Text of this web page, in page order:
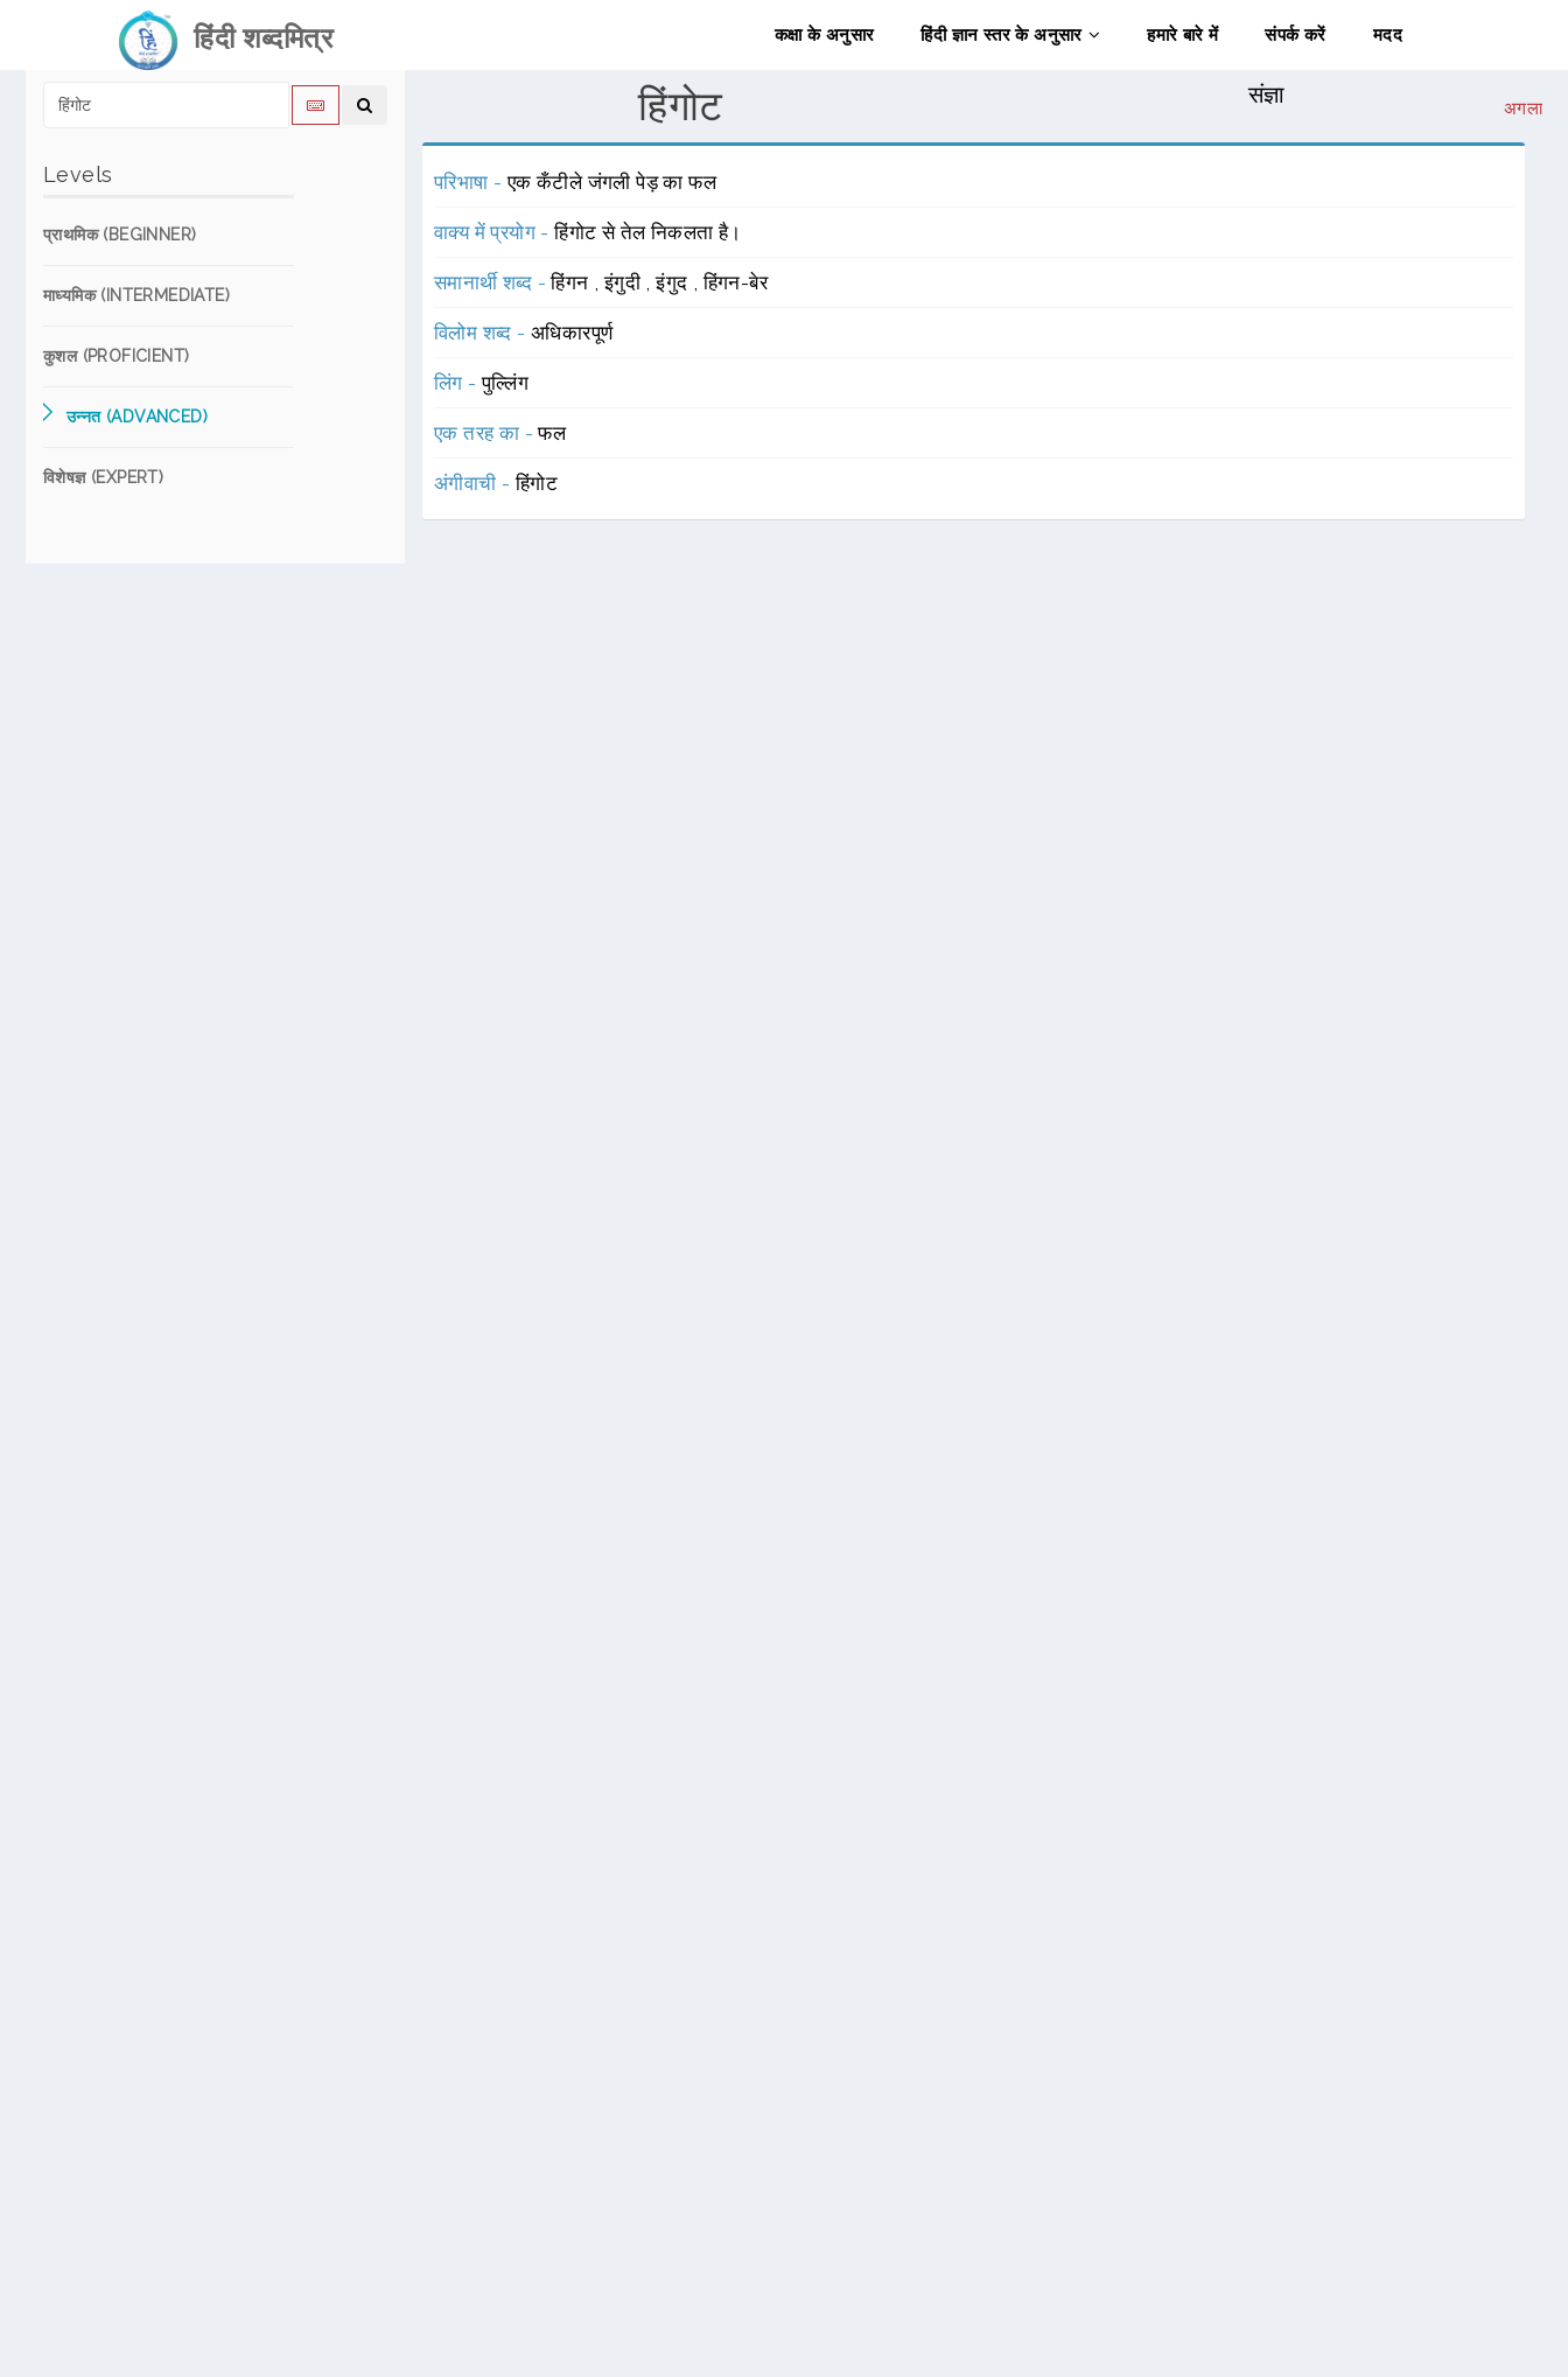
हिंदी शब्दमित्र कक्षा के अनुसार हिंदी ज्ञान स्तर के अनुसार हमारे बारे में संपर्क करें मदद
Levels
प्राथमिक (BEGINNER)
माध्यमिक (INTERMEDIATE)
कुशल (PROFICIENT)
उन्नत (ADVANCED)
विशेषज्ञ (EXPERT)
हिंगोट संज्ञा
अगला
परिभाषा -एक कँटीले जंगली पेड़ का फल
वाक्य में प्रयोग -हिंगोट से तेल निकलता है।
समानार्थी शब्द -हिंगन ,इंगुदी ,इंगुद ,हिंगन-बेर
विलोम शब्द - अधिकारपूर्ण
लिंग -पुल्लिंग
एक तरह का -फल
अंगीवाची -हिंगोट